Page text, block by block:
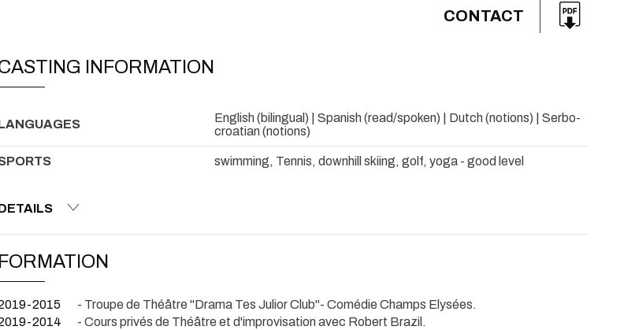
CONTACT
INFORMATION
English (bilingual) | Spanish (read/spoken) | Dutch (notions) | Serbo-
croatian (notions)
swimming, Tennis, downhill skiing, golf, yoga - good level
FORMATION
2015
- Troupe de Théâtre "Drama Tes Julior Club"- Comédie Champs Elysées.
2014
- Cours privés de Théâtre et d'improvisation avec Robert Brazil.